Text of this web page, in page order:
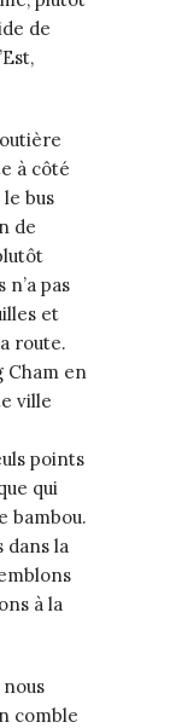
de
à côté
bus
de
pas
et
route.
Cham en
ville
points
qui
bambou.
dans la
à la
comble